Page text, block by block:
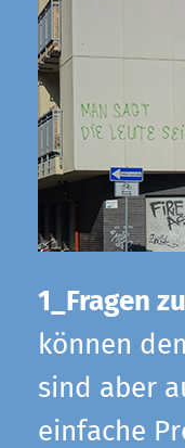
1_Fragen
können
sind aber
einfache